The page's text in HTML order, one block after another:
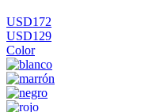
USD172
USD129
Color